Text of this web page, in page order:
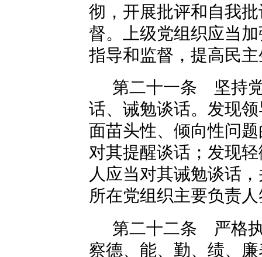
彻，开展批评和自我
督。上级党组织应当
指导和监督，提高民
第二十一条 坚持
话、诫勉谈话。发现
面苗头性、倾向性问
对其提醒谈话；发现
人应当对其诫勉谈话
所在党组织主要负责
第二十二条 严格
察德、能、勤、绩、